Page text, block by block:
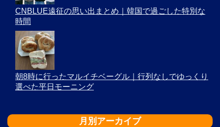
CNBLUE遠征の思い出まとめ｜韓国で過ごした特別な
時間
朝8時に行ったマルイチベーグル｜行列なしでゆっくり
選べた平日モーニング
月別アーカイブ